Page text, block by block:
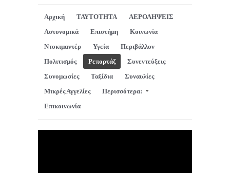
Αρχική ΤΑΥΤΟΤΗΤΑ
ΑΕΡΟΛΗΨΕΙΣ
Αστυνομικά
Επιστήμη
Κοινωνία
Ντοκιμαντέρ
Υγεία
Περιβάλλον
Πολιτισμός
Ρεπορτάζ
Συνεντεύξεις
Συνομωσίες
Ταξίδια
Συναυλίες
Μικρές Αγγελίες
Περισσότερα:
Επικοινωνία